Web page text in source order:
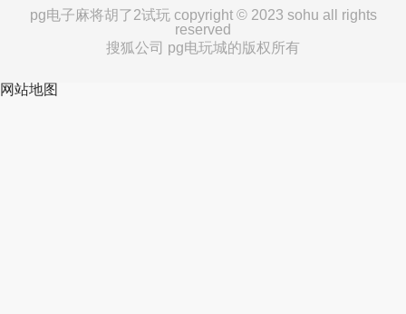
pg电子麻将胡了2试玩 copyright © 2023 sohu all rights
reserved
搜狐公司 pg电玩城的版权所有
网站地图